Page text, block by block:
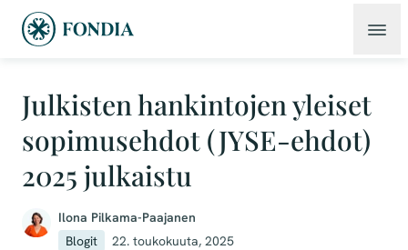
Julkisten hankintojen yleiset
sopimusehdot (JYSE-ehdot)
2025 julkaistu
Ilona Pilkama-Paajanen
Blogit
22. toukokuuta, 2025